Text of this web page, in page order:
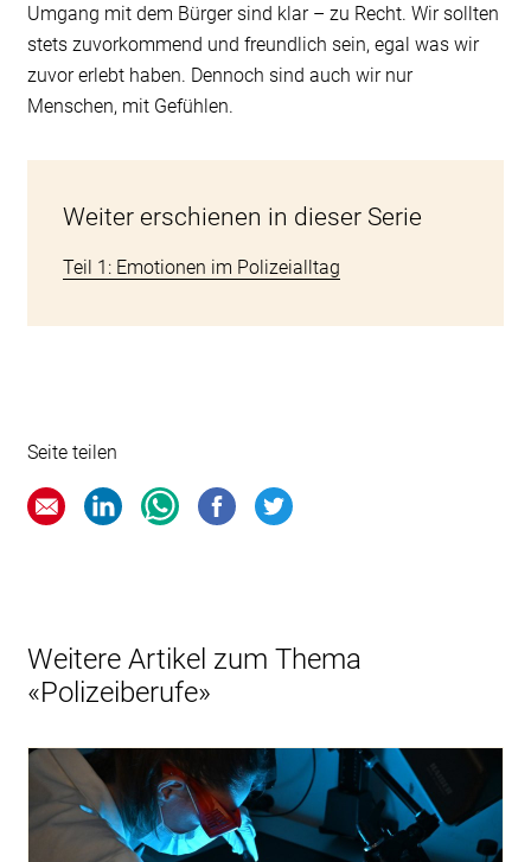
Umgang mit dem Bürger sind klar – zu Recht. Wir sollten
stets zuvorkommend und freundlich sein, egal was wir
zuvor erlebt haben. Dennoch sind auch wir nur
Menschen, mit Gefühlen.
Weiter erschienen in dieser Serie
Teil 1: Emotionen im Polizeialltag
Seite teilen
Weitere Artikel zum Thema
«Polizeiberufe»